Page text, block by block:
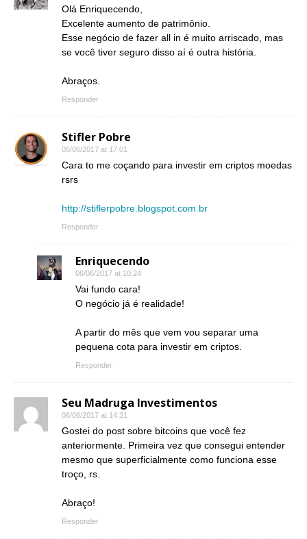
Olá Enriquecendo,
Excelente aumento de patrimônio.
Esse negócio de fazer all in é muito arriscado, mas
se você tiver seguro disso aí é outra história.
Abraços.
Responder
Stifler Pobre
05/06/2017 at 17:01
Cara to me coçando para investir em criptos moedas
rsrs
http://stiflerpobre.blogspot.com.br
Responder
Enriquecendo
06/06/2017 at 10:24
Vai fundo cara!
O negócio já é realidade!
A partir do mês que vem vou separar uma
pequena cota para investir em criptos.
Responder
Seu Madruga Investimentos
06/06/2017 at 14:31
Gostei do post sobre bitcoins que você fez
anteriormente. Primeira vez que consegui entender
mesmo que superficialmente como funciona esse
troço, rs.
Abraço!
Responder